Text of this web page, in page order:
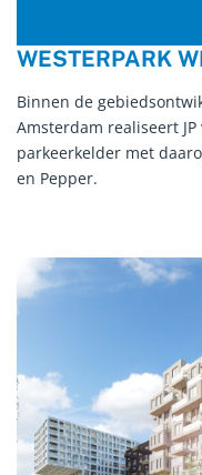
WESTERPARK
Binnen de
Amsterdam realiseert
parkeerkelder met
en Pepper.